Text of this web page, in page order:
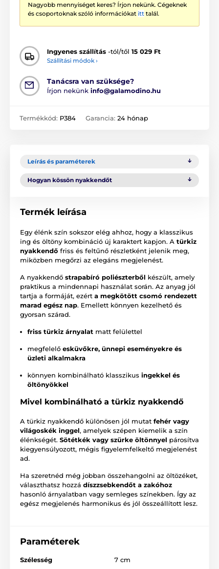
Nagyobb mennyiséget keres? Írjon nekünk. Cégeknek
és csoportoknak szóló információkat itt talál.
Ingyenes szállítás -tól/től 15 029 Ft
Szállítási módok ›
Tanácsra van szüksége?
Írjon nekünk info@galamodino.hu
Termékkód: P384 Garancia: 24 hónap
Leírás és paraméterek
Hogyan kössön nyakkendőt
Termék leírása
Egy élénk szín sokszor elég ahhoz, hogy a klasszikus
ing és öltöny kombináció új karaktert kapjon. A türkiz
nyakkendő friss és feltűnő részletként jelenik meg,
miközben megőrzi az elegáns megjelenést.
A nyakkendő strapabíró poliészterből készült, amely
praktikus a mindennapi használat során. Az anyag jól
tartja a formáját, ezért a megkötött csomó rendezett
marad egész nap. Emellett könnyen kezelhető és
gyorsan szárad.
friss türkiz árnyalat matt felülettel
megfelelő esküvőkre, ünnepi eseményekre és
üzleti alkalmakra
könnyen kombinálható klasszikus ingekkel és
öltönyökkel
Mivel kombinálható a türkiz nyakkendő
A türkiz nyakkendő különösen jól mutat fehér vagy
világoskék inggel, amelyek szépen kiemelik a szín
élénkségét. Sötétkék vagy szürke öltönnyel párosítva
kiegyensúlyozott, mégis figyelemfelkeltő megjelenést
ad.
Ha szeretnéd még jobban összehangolni az öltözéket,
választhatsz hozzá díszzsebkendőt a zakóhoz
hasonló árnyalatban vagy semleges színekben. Így az
egész megjelenés harmonikus és jól összeállított lesz.
Paraméterek
Szélesség 7 cm